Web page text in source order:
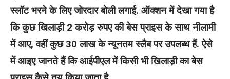
स्लॉट भरने के लिए जोरदार बोली लगाई. ऑक्शन में देखा गया है
कि कुछ खिलाड़ी 2 करोड़ रुपए की बेस प्राइस के साथ नीलामी
में आए, वहीं कुछ 30 लाख के न्यूनतम स्लैब पर उपलब्ध हैं. ऐसे
में आइए जानते हैं कि आईपीएल में किसी भी खिलाड़ी का बेस